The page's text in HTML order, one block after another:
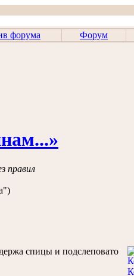
форума Форум
правил
спицы и подслеповато